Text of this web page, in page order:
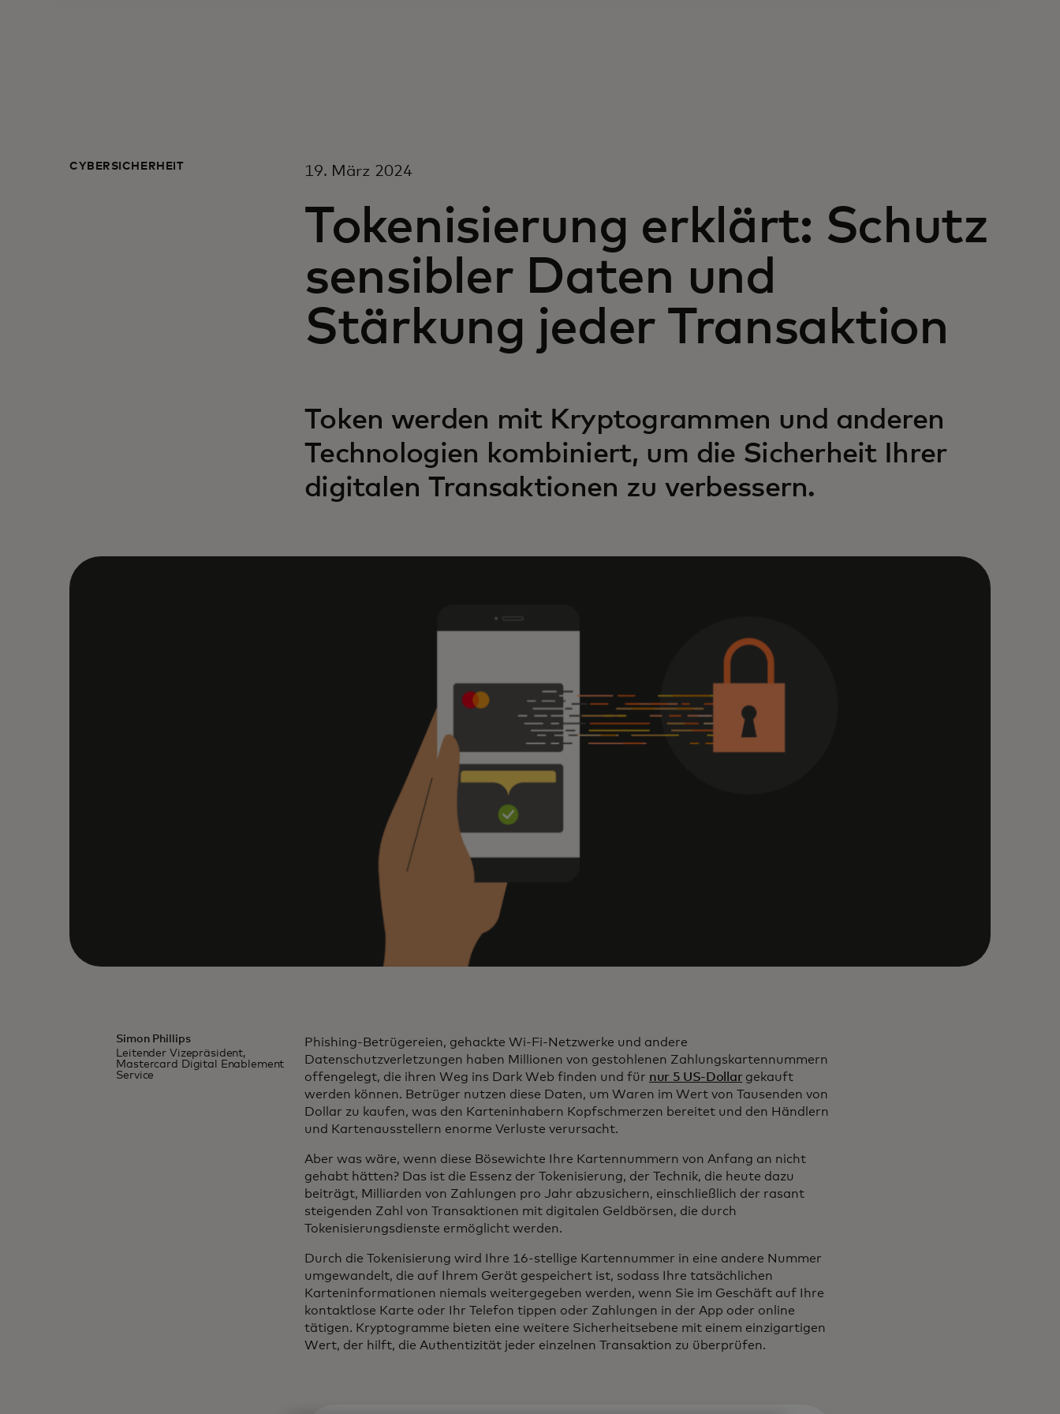
CYBERSICHERHEIT 19. März 2024
Tokenisierung erklärt: Schutz
sensibler Daten und
Stärkung jeder Transaktion
Token werden mit Kryptogrammen und anderen
Technologien kombiniert, um die Sicherheit Ihrer
digitalen Transaktionen zu verbessern.
Simon Phillips
Leitender Vizepräsident,
Mastercard Digital Enablement
Service
Phishing-Betrügereien, gehackte Wi-Fi-Netzwerke und andere
Datenschutzverletzungen haben Millionen von gestohlenen Zahlungskartennummern
offengelegt, die ihren Weg ins Dark Web finden und für nur 5 US-Dollargekauft
werden können. Betrüger nutzen diese Daten, um Waren im Wert von Tausenden von
Dollar zu kaufen, was den Karteninhabern Kopfschmerzen bereitet und den Händlern
und Kartenausstellern enorme Verluste verursacht.
Aber was wäre, wenn diese Bösewichte Ihre Kartennummern von Anfang an nicht
gehabt hätten? Das ist die Essenz der Tokenisierung, der Technik, die heute dazu
beiträgt, Milliarden von Zahlungen pro Jahr abzusichern, einschließlich der rasant
steigenden Zahl von Transaktionen mit digitalen Geldbörsen, die durch
Tokenisierungsdienste ermöglicht werden.
Durch die Tokenisierung wird Ihre 16-stellige Kartennummer in eine andere Nummer
umgewandelt, die auf Ihrem Gerät gespeichert ist, sodass Ihre tatsächlichen
Karteninformationen niemals weitergegeben werden, wenn Sie im Geschäft auf Ihre
kontaktlose Karte oder Ihr Telefon tippen oder Zahlungen in der App oder online
tätigen. Kryptogramme bieten eine weitere Sicherheitsebene mit einem einzigartigen
Wert, der hilft, die Authentizität jeder einzelnen Transaktion zu überprüfen.